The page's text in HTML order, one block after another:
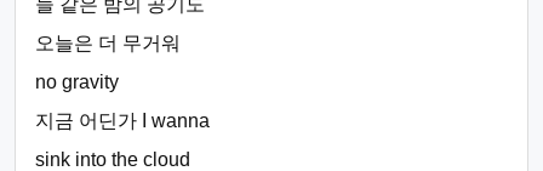
늘 같은 밤의 공기도
오늘은 더 무거워
no gravity
지금 어딘가 I wanna
sink into the cloud